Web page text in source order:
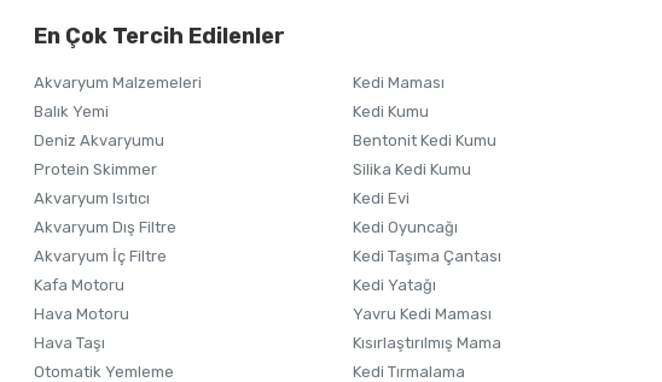
Ürün açıklamasında eksik bilgiler bulunuyor.
Ürün fiyatı diğer sitelerden daha pahalı.
Bu ürüne benzer farklı alternatifler olmalı.
En Çok Tercih Edilenler
Akvaryum Malzemeleri
Balık Yemi
Deniz Akvaryumu
Protein Skimmer
Akvaryum Isıtıcı
Akvaryum Dış Filtre
Akvaryum İç Filtre
Kafa Motoru
Hava Motoru
Hava Taşı
Otomatik Yemleme
Kedi Maması
Kedi Kumu
Bentonit Kedi Kumu
Silika Kedi Kumu
Kedi Evi
Kedi Oyuncağı
Kedi Taşıma Çantası
Kedi Yatağı
Yavru Kedi Maması
Kısırlaştırılmış Mama
Kedi Tırmalama